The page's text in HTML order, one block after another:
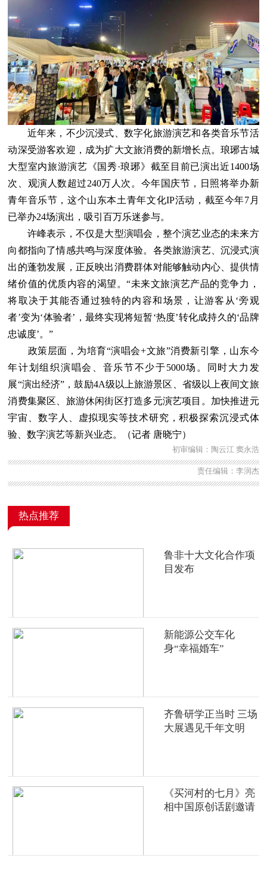
近年来，不少沉浸式、数字化旅游演艺和各类音乐节活
动深受游客欢迎，成为扩大文旅消费的新增长点。琅琊古城
大型室内旅游演艺《国秀·琅琊》截至目前已演出近1400场
次、观演人数超过240万人次。今年国庆节，日照将举办新
青年音乐节，这个山东本土青年文化IP活动，截至今年7月
已举办24场演出，吸引百万乐迷参与。
许峰表示，不仅是大型演唱会，整个演艺业态的未来方
向都指向了情感共鸣与深度体验。各类旅游演艺、沉浸式演
出的蓬勃发展，正反映出消费群体对能够触动内心、提供情
绪价值的优质内容的渴望。“未来文旅演艺产品的竞争力，
将取决于其能否通过独特的内容和场景，让游客从‘旁观
者’变为‘体验者’，最终实现将短暂‘热度’转化成持久的‘品牌
忠诚度’。”
政策层面，为培育“演唱会+文旅”消费新引擎，山东今
年计划组织演唱会、音乐节不少于5000场。同时大力发
展“演出经济”，鼓励4A级以上旅游景区、省级以上夜间文旅
消费集聚区、旅游休闲街区打造多元演艺项目。加快推进元
宇宙、数字人、虚拟现实等技术研究，积极探索沉浸式体
验、数字演艺等新兴业态。（记者 唐晓宁）
初审编辑：陶云江 窦永浩
责任编辑：李润杰
热点推荐
鲁非十大文化合作项
目发布
新能源公交车化
身“幸福婚车”
齐鲁研学正当时 三场
大展遇见千年文明
《买河村的七月》亮
相中国原创话剧邀请